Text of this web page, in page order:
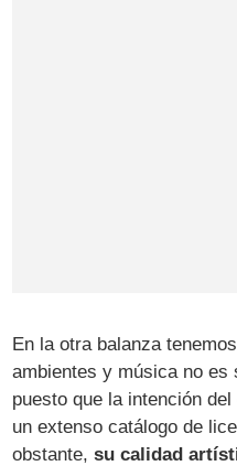
En la otra balanza
ambientes y música no es
puesto que la intención
un extenso catálogo de
obstante,su calidad